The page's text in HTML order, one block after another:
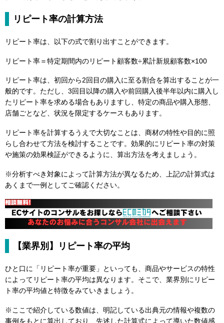
リピート率の計算方法
リピート率は、以下の式で割り出すことができます。
リピート率＝特定期間内のリピート顧客数÷累計新規顧客数×100
リピート率は、初回から2回目の購入に至る割合を算出することが一
般的です。ただし、3回目以降の購入や前回購入後半年以内に購入し
たリピート率を求める場合もありますし、特定の商品や購入形態、
店舗ごとなど、状況を限定するケースもあります。
リピート率を計算するうえで大切なことは、商材の特性や目的に照
らし合わせて方法を検討することです。効果的にリピート率の対策
や施策の効果検証ができるように、算出方法を考えましょう。
※分析すべき対象によって計算方法が異なるため、上記の計算式は
あくまで一例としてご確認ください。
【業界別】リピート率の平均
ひと口に「リピート率が重要」といっても、商品やサービスの特性
によってリピート率の平均は異なります。そこで、業界別にリピー
ト率の平均値と特徴をみていきましょう。
※ここで紹介している数値は、明記している出典元の情報や複数の
事例をもとに算出しており、先述した計算式によって導いた数値感